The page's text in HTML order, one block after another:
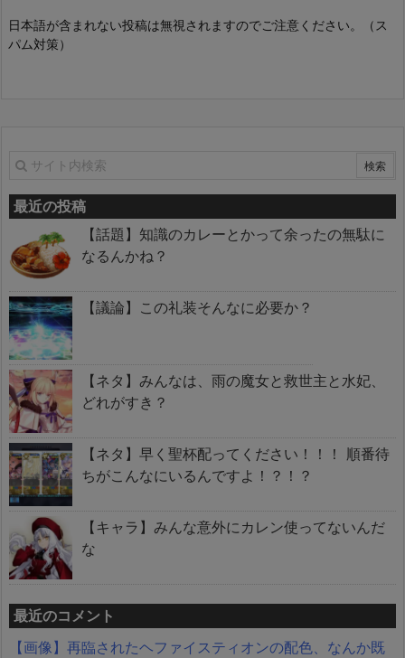
日本語が含まれない投稿は無視されますのでご注意ください。（ス
パム対策）
最近の投稿
【話題】知識のカレーとかって余ったの無駄に
なるんかね？
【議論】この礼装そんなに必要か？
【ネタ】みんなは、雨の魔女と救世主と水妃、
どれがすき？
【ネタ】早く聖杯配ってください！！！ 順番待
ちがこんなにいるんですよ！？！？
【キャラ】みんな意外にカレン使ってないんだ
な
最近のコメント
【画像】再臨されたヘファイスティオンの配色、なんか既